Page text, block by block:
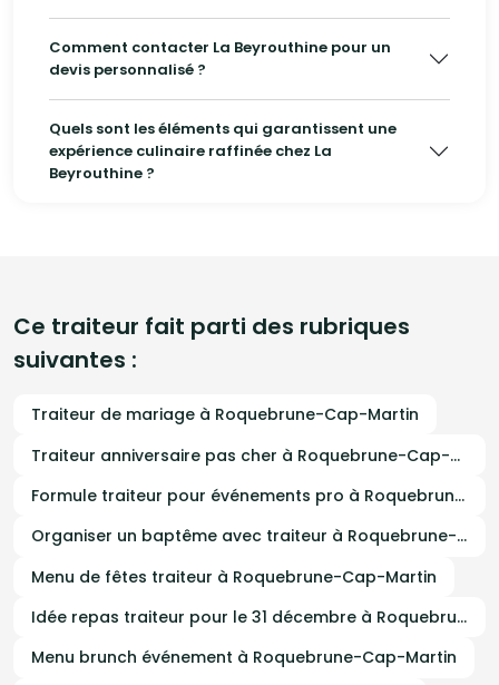
Comment contacter La Beyrouthine pour un
devis personnalisé ?
Quels sont les éléments qui garantissent une
expérience culinaire raffinée chez La
Beyrouthine ?
Ce traiteur fait parti des rubriques
suivantes :
Traiteur de mariage à Roquebrune-Cap-Martin
Traiteur anniversaire pas cher à Roquebrune-Cap-Martin
Formule traiteur pour événements pro à Roquebrune-Cap-Martin
Organiser un baptême avec traiteur à Roquebrune-Cap-Martin
Menu de fêtes traiteur à Roquebrune-Cap-Martin
Idée repas traiteur pour le 31 décembre à Roquebrune-Cap-Martin
Menu brunch événement à Roquebrune-Cap-Martin